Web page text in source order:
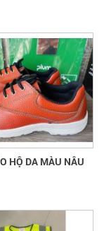
HỘ DA MÀU NÂU